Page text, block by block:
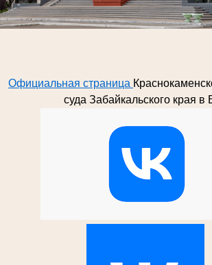
Официальная страница
суда Забайкальского края в